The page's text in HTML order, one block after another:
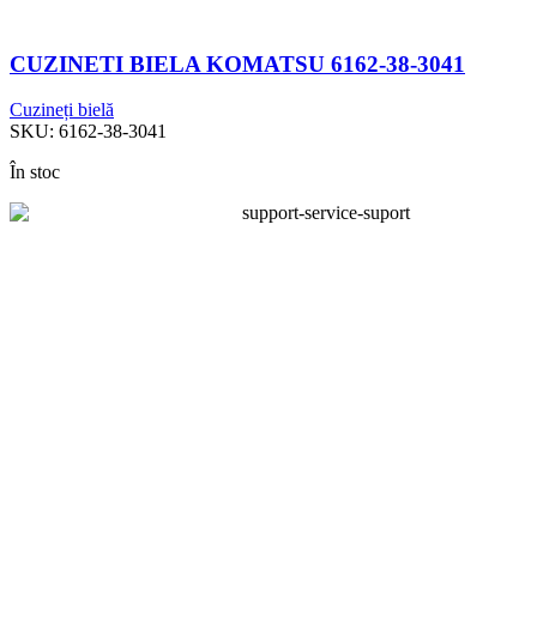
CUZINETI BIELA KOMATSU 6162-38-3041
Cuzineți bielă
SKU: 6162-38-3041
În stoc